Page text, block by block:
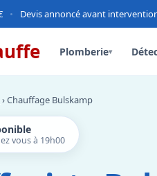
• Devis annoncé avant
Plomberie▾
› Chauffage Bulskamp
vous à 19h00